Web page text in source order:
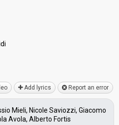
Add lyrics Report an error
Mieli, Nicole Saviozzi, Giacomo
Avola, Alberto Fortis